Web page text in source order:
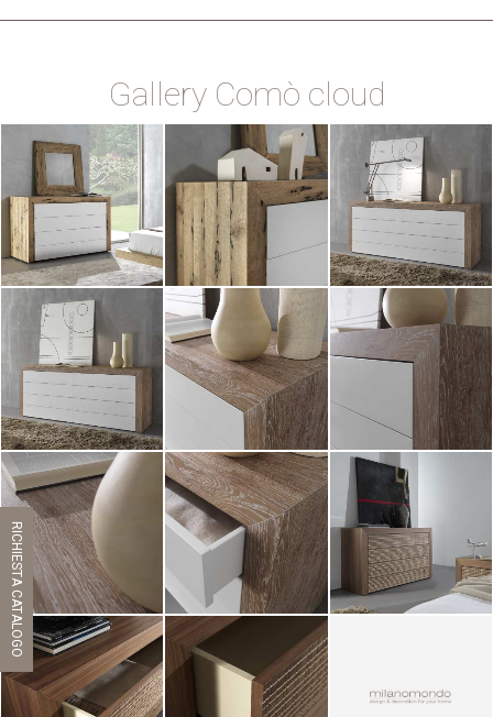
Gallery Comò cloud
ZOOM ZOOM ZOOM
ZOOM ZOOM ZOOM
ZOOM ZOOM ZOOM
ZOOM ZOOM
RICHIESTA CATALOGO